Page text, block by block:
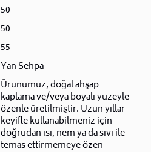
50
50
55
Yan Sehpa
Ürünümüz, doğal ahşap
kaplama ve/veya boyalı yüzeyle
özenle üretilmiştir. Uzun yıllar
keyifle kullanabilmeniz için
doğrudan ısı, nem ya da sıvı ile
temas ettirmemeye özen